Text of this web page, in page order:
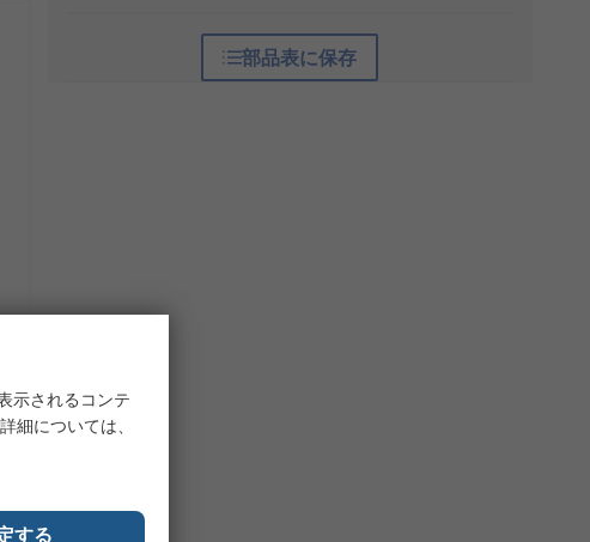
部品表に保存
示されるコンテ
細については、
する